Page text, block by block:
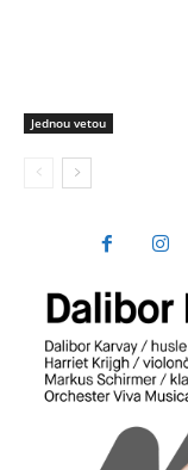
Jednou vetou